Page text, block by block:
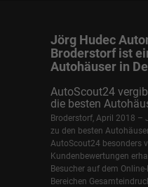
Jörg Hudec
Broderstorf ist
Autohäuser in
AutoScout24
die besten
Broderstorf, April 2018 –
zu den besten
AutoScout24 besonders
Kundenbewertungen
Besucher auf dem
Bereichen